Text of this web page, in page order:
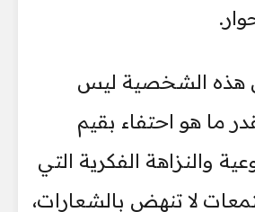
هذه الشخصية ليس
ما هو احتفاء بقيم
والنزاهة الفكرية التي
لا تنهض بالشعارات،